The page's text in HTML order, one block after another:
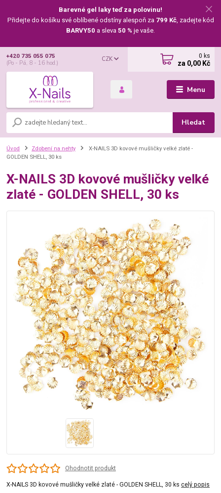
Barevné gel laky teď za polovinu!
Přidejte do košíku své oblíbené odstíny alespoň za 799 Kč, zadejte kód
BARVY50 a sleva 50 % je vaše.
Menu
CZK
Hledat
+420 735 055 075
(Po - Pá, 8 - 16 hod.)
0 ks
za 0,00 Kč
Úvod Zdobení na nehty
X-NAILS 3D kovové mušličky velké zlaté -
GOLDEN SHELL, 30 ks
X-NAILS 3D kovové mušličky velké
zlaté - GOLDEN SHELL, 30 ks
Ohodnotit produkt
X-NAILS 3D kovové mušličky velké zlaté - GOLDEN SHELL, 30 kscelý popis